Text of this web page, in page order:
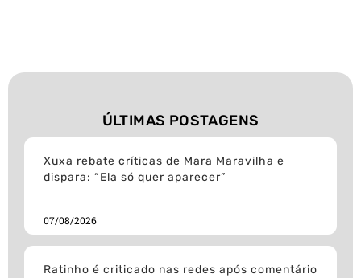
ÚLTIMAS POSTAGENS
Xuxa rebate críticas de Mara Maravilha e
dispara: “Ela só quer aparecer”
07/08/2026
Ratinho é criticado nas redes após comentário